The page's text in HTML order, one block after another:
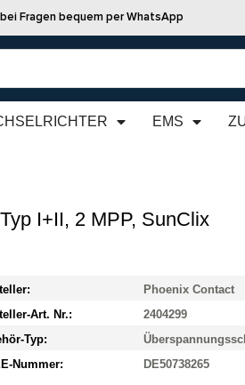
Fragen bequem per WhatsApp
EMS
I+II, 2 MPP, SunClix
Phoenix Contact
Art. Nr.:
2404299
Typ:
Nummer:
DE50738265